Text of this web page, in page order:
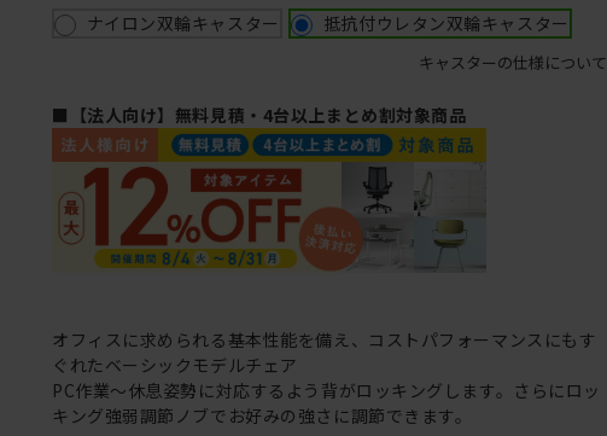
ナイロン双輪キャスター 抵抗付ウレタン双輪キャスター
キャスターの仕様について
■【法人向け】無料見積・4台以上まとめ割対象商品
オフィスに求められる基本性能を備え、コストパフォーマンスにもす
ぐれたベーシックモデルチェア
PC作業～休息姿勢に対応するよう背がロッキングします。さらにロッ
キング強弱調節ノブでお好みの強さに調節できます。